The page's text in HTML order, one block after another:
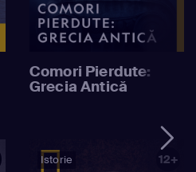
Comori Pierdute:
Grecia Antică
Istorie
12+